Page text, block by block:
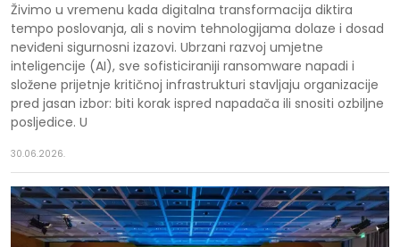
Živimo u vremenu kada digitalna transformacija diktira
tempo poslovanja, ali s novim tehnologijama dolaze i dosad
neviđeni sigurnosni izazovi. Ubrzani razvoj umjetne
inteligencije (AI), sve sofisticiraniji ransomware napadi i
složene prijetnje kritičnoj infrastrukturi stavljaju organizacije
pred jasan izbor: biti korak ispred napadača ili snositi ozbiljne
posljedice. U
30.06.2026.